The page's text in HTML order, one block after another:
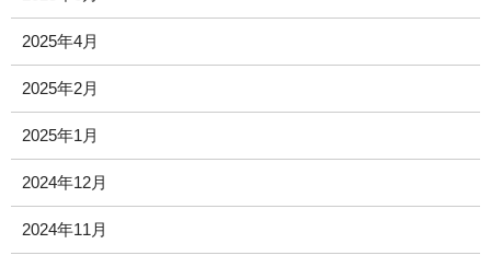
2025年4月
2025年2月
2025年1月
2024年12月
2024年11月